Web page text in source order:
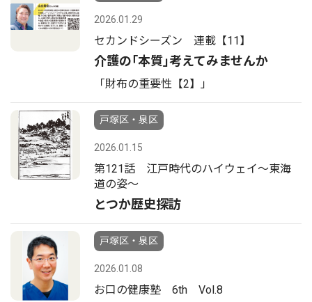
2026.01.29
セカンドシーズン 連載【11】
介護の｢本質｣考えてみませんか
「財布の重要性【2】」
戸塚区・泉区
2026.01.15
第121話 江戸時代のハイウェイ〜東海
道の姿〜
とつか歴史探訪
戸塚区・泉区
2026.01.08
お口の健康塾 6th Vol.8